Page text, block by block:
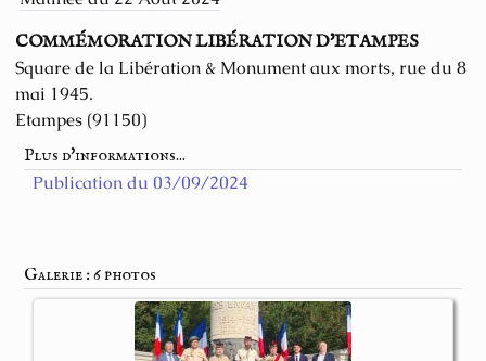
COMMÉMORATION LIBÉRATION D'ETAMPES
Square de la Libération & Monument aux morts, rue du 8
mai 1945.
Etampes (91150)
Plus d'informations...
Publication du 03/09/2024
Galerie : 6 photos